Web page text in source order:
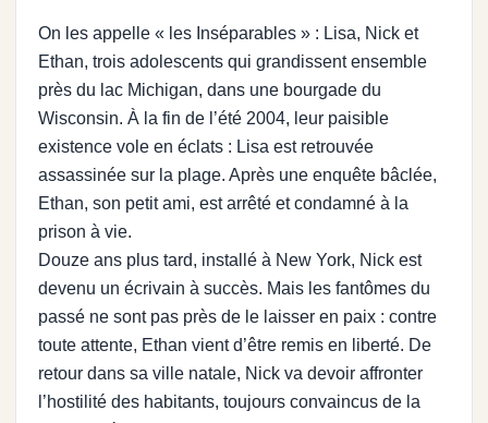
On les appelle « les Inséparables » : Lisa, Nick et
Ethan, trois adolescents qui grandissent ensemble
près du lac Michigan, dans une bourgade du
Wisconsin. À la fin de l’été 2004, leur paisible
existence vole en éclats : Lisa est retrouvée
assassinée sur la plage. Après une enquête bâclée,
Ethan, son petit ami, est arrêté et condamné à la
prison à vie.
Douze ans plus tard, installé à New York, Nick est
devenu un écrivain à succès. Mais les fantômes du
passé ne sont pas près de le laisser en paix : contre
toute attente, Ethan vient d’être remis en liberté. De
retour dans sa ville natale, Nick va devoir affronter
l’hostilité des habitants, toujours convaincus de la